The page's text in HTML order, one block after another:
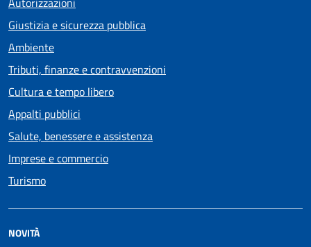
Giustizia e sicurezza pubblica
Ambiente
Tributi, finanze e contravvenzioni
Cultura e tempo libero
Appalti pubblici
Salute, benessere e assistenza
Imprese e commercio
Turismo
NOVITÀ